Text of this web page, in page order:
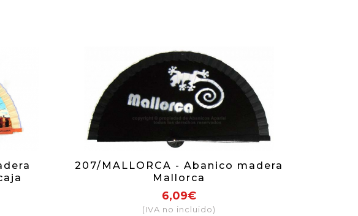
207/MALLORCA - Abanico madera
Mallorca
6,09€
(IVA no incluido)